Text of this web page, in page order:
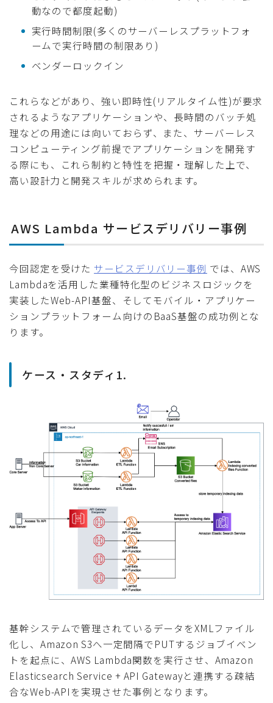
動なので都度起動)
実行時間制限(多くのサーバーレスプラットフォ
ームで実行時間の制限あり)
ベンダーロックイン
これらなどがあり、強い即時性(リアルタイム性)が要求
されるようなアプリケーションや、長時間のバッチ処
理などの用途には向いておらず、また、サーバーレス
コンピューティング前提でアプリケーションを開発す
る際にも、これら制約と特性を把握・理解した上で、
高い設計力と開発スキルが求められます。
AWS Lambda サービスデリバリー事例
今回認定を受けたサービスデリバリー事例 では、AWS
Lambdaを活用した業種特化型のビジネスロジックを
実装したWeb-API基盤、そしてモバイル・アプリケー
ションプラットフォーム向けのBaaS基盤の成功例とな
ります。
ケース・スタディ1.
基幹システムで管理されているデータをXMLファイル
化し、Amazon S3へ一定間隔でPUTするジョブイベン
トを起点に、AWS Lambda関数を実行させ、Amazon
Elasticsearch Service + API Gatewayと連携する疎結
合なWeb-APIを実現させた事例となります。